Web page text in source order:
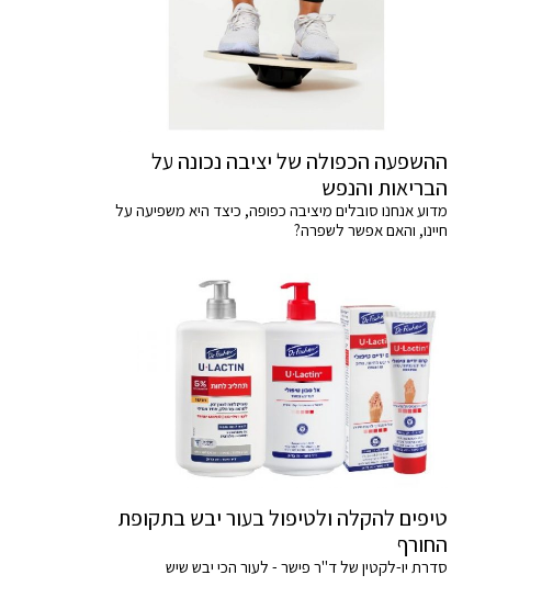
ההשפעה הכפולה של יציבה נכונה על
הבריאות והנפש
מדוע אנחנו סובלים מיציבה כפופה, כיצד היא משפיעה על
חיינו, והאם אפשר לשפרה?
טיפים להקלה ולטיפול בעור יבש בתקופת
החורף
סדרת יו-לקטין של ד"ר פישר - לעור הכי יבש שיש